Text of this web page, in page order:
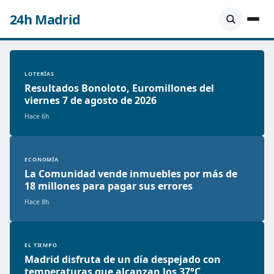
24h Madrid
LOTERÍAS
Resultados Bonoloto, Euromillones del
viernes 7 de agosto de 2026
Hace 6h
ECONOMÍA
La Comunidad vende inmuebles por más de
18 millones para pagar sus errores
Hace 8h
EL TIEMPO
Madrid disfruta de un día despejado con